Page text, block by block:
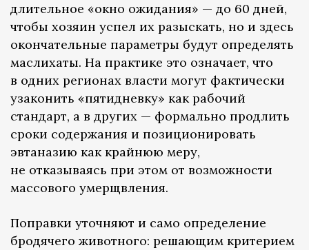
длительное «окно ожидания» — до 60 дней,
чтобы хозяин успел их разыскать, но и здесь
окончательные параметры будут определять
маслихаты. На практике это означает, что
в одних регионах власти могут фактически
узаконить «пятидневку» как рабочий
стандарт, а в других — формально продлить
сроки содержания и позиционировать
эвтаназию как крайнюю меру,
не отказываясь при этом от возможности
массового умерщвления.
Поправки уточняют и само определение
бродячего животного: решающим критерием